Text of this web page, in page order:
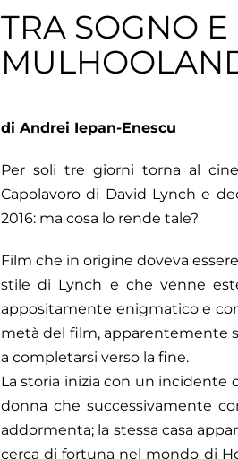
TRA SOGNO
di Andrei Iepan-Enescu
Per soli tre giorni torna al
Capolavoro di David Lynch e
2016: ma cosa lo rende tale?
Film che in origine doveva
stile di Lynch e che venne
appositamente enigmatico e
metà del film, apparentemente
a completarsi verso la fine.
La storia inizia con un incidente
donna che successivamente
addormenta; la stessa casa
cerca di fortuna nel mondo di